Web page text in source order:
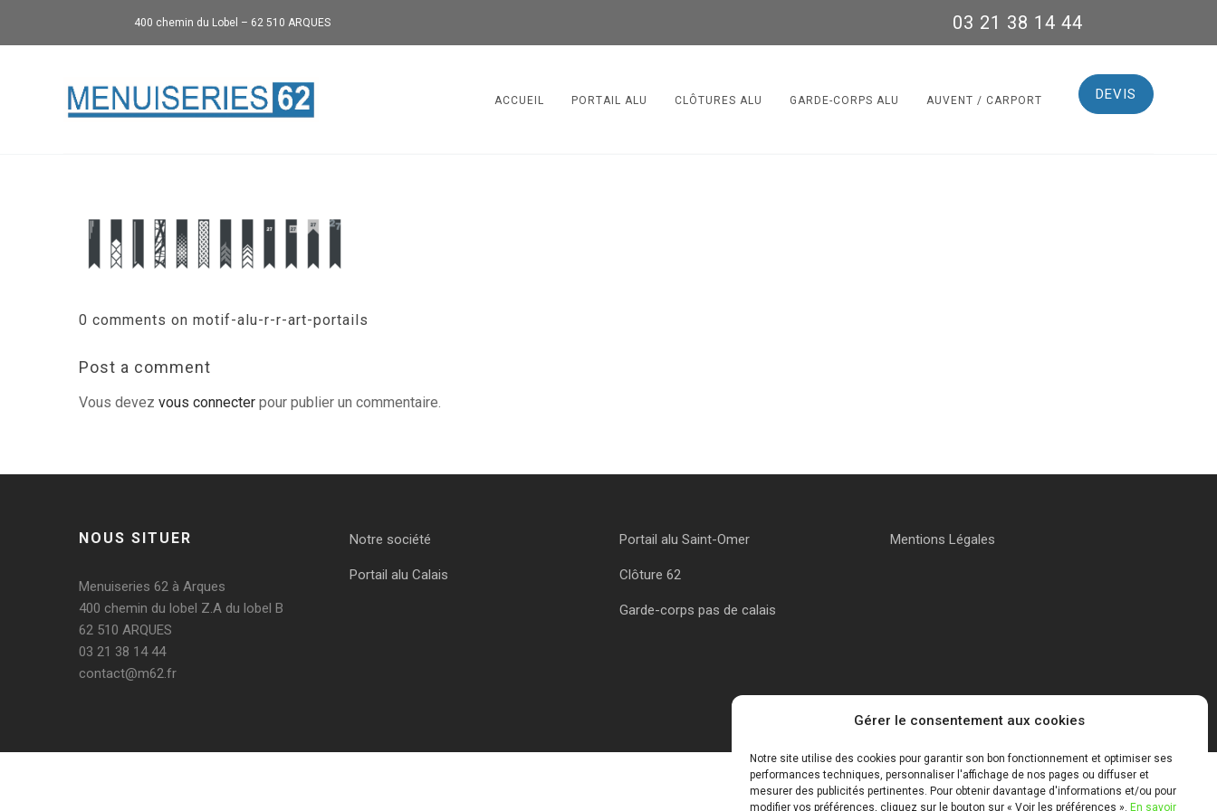
Gérer le consentement aux cookies
Notre site utilise des cookies pour garantir son bon fonctionnement et optimiser ses
performances techniques, personnaliser l'affichage de nos pages ou diffuser et
mesurer des publicités pertinentes. Pour obtenir davantage d'informations et/ou pour
modifier vos préférences, cliquez sur le bouton sur « Voir les préférences ». En savoir
400 chemin du Lobel – 62 510 ARQUES 03 21 38 14 44
DEVIS
ACCUEIL PORTAIL ALU CLÔTURES ALU GARDE-CORPS ALU AUVENT / CARPORT
0 comments on motif-alu-r-r-art-portails
Post a comment
Vous devezvous connecter pour publier un commentaire.
NOUS SITUER
Menuiseries 62 à Arques
400 chemin du lobel Z.A du lobel B
62 510 ARQUES
03 21 38 14 44
contact@m62.fr
Notre société
Portail alu Calais
Portail alu Saint-Omer
Clôture 62
Garde-corps pas de calais
Mentions Légales